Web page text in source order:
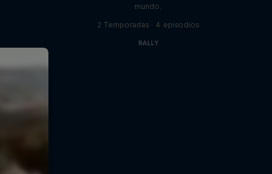
mundo.
2 Temporadas · 4 episodios
RALLY